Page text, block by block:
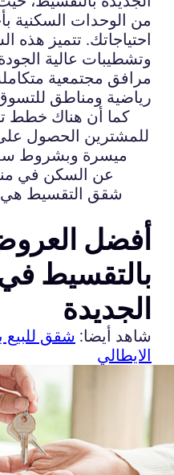
من الوحدات السكنية
احتياجاتك. تتميز
وتشطيبات عالية
مرافق مجتمعية
رياضية ومناطق
كما أن هناك خطط
للمشترين الحصول
ميسرة وبشروط
عن السكن في
شقق التقسيط هي
أفضل
بالتقسيط
الجديدة
شاهد أيضا: شقق للبيع
الايطالي